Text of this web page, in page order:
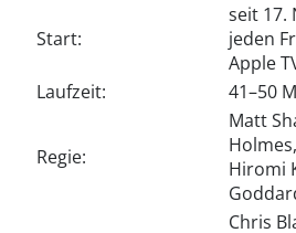
Start:
seit 17.
jeden
Apple
Laufzeit:
41–50
Regie:
Matt
Hiromi
Chris